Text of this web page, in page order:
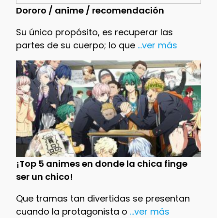
Dororo / anime / recomendación
Su único propósito, es recuperar las
partes de su cuerpo; lo que...ver más
¡Top 5 animes en donde la chica finge
ser un chico!
Que tramas tan divertidas se presentan
cuando la protagonista o ...ver más